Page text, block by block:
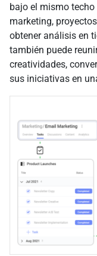
bajo el mismo
marketing,
obtener análisis en
también puede
creatividades,
sus iniciativas en